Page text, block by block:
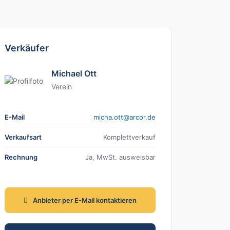
Verkäufer
Michael Ott
Verein
E-Mail ed.rocra@tto.ahcim
Verkaufsart Komplettverkauf
Rechnung Ja, MwSt. ausweisbar
Anbieter per E-Mail kontaktieren